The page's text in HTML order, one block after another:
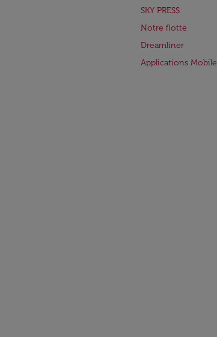
SKY PRESS
Notre flotte
Dreamliner
Applications Mobile